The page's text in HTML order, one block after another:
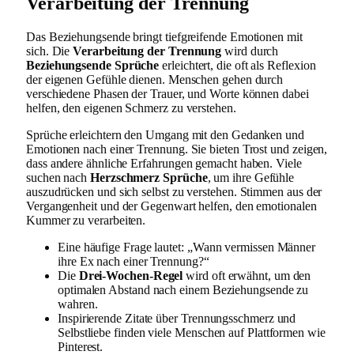
Das Beziehungsende bringt tiefgreifende Emotionen mit
sich. DieVerarbeitung der Trennung wird durch
Beziehungsende Sprüche erleichtert, die oft als Reflexion
der eigenen Gefühle dienen. Menschen gehen durch
verschiedene Phasen der Trauer, und Worte können dabei
helfen, den eigenen Schmerz zu verstehen.
Sprüche erleichtern den Umgang mit den Gedanken und
Emotionen nach einer Trennung. Sie bieten Trost und zeigen,
dass andere ähnliche Erfahrungen gemacht haben. Viele
suchen nachHerzschmerz Sprüche, um ihre Gefühle
auszudrücken und sich selbst zu verstehen. Stimmen aus der
Vergangenheit und der Gegenwart helfen, den emotionalen
Kummer zu verarbeiten.
Eine häufige Frage lautet: „Wann vermissen Männer
ihre Ex nach einer Trennung?“
Die Drei-Wochen-Regel wird oft erwähnt, um den
optimalen Abstand nach einem Beziehungsende zu
wahren.
Inspirierende Zitate über Trennungsschmerz und
Selbstliebe finden viele Menschen auf Plattformen wie
Pinterest.